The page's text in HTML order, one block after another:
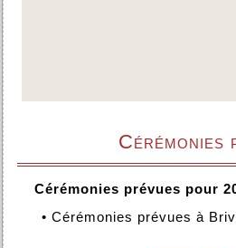
Cérémonies
Cérémonies prévues pour
• Cérémonies prévues à